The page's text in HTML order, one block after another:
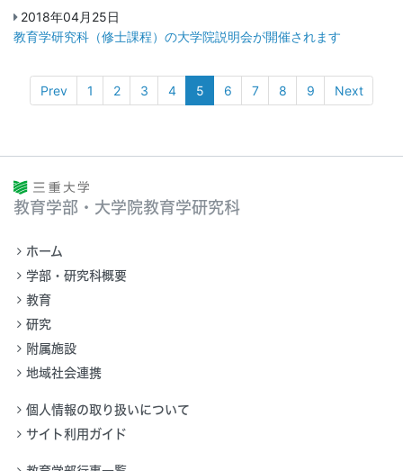
2018年04月25日
教育学研究科（修士課程）の大学院説明会が開催されます
Prev 1 2 3 4 5 6 7 8 9 Next
教育学部・大学院教育学研究科
ホーム
学部・研究科概要
教育
研究
附属施設
地域社会連携
個人情報の取り扱いについて
サイト利用ガイド